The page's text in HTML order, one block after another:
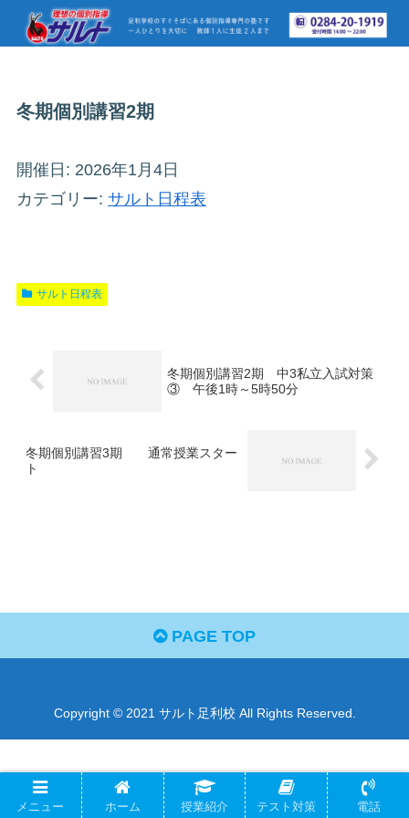
冬期個別講習2期
開催日: 2026年1月4日
カテゴリー: サルト日程表
サルト日程表
冬期個別講習2期 中3私立入試対策
③ 午後1時～5時50分
冬期個別講習3期 通常授業スター
ト
PAGE TOP
Copyright © 2021 サルト足利校 All Rights Reserved.
メニュー ホーム 授業紹介 テスト対策 電話